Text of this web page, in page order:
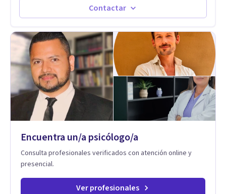
psicoanálisis, terapia somática y de trauma, psicología
respiración neurodinámica, integrando actualmente la
Psicología Analítica Junguiana. Mi abordaje también incorpora
perspectivas interculturales, ecopsicología y el trabajo
simbólico con el inconsciente, entendiendo que cada
proceso terapéutico es único y requiere una mirada
personalizada.
Contactar
Encuentra un/a psicólogo/a
Consulta profesionales verificados con atención online y
presencial.
Ver profesionales